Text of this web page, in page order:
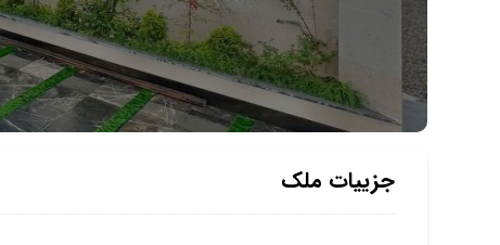
جزییات ملک